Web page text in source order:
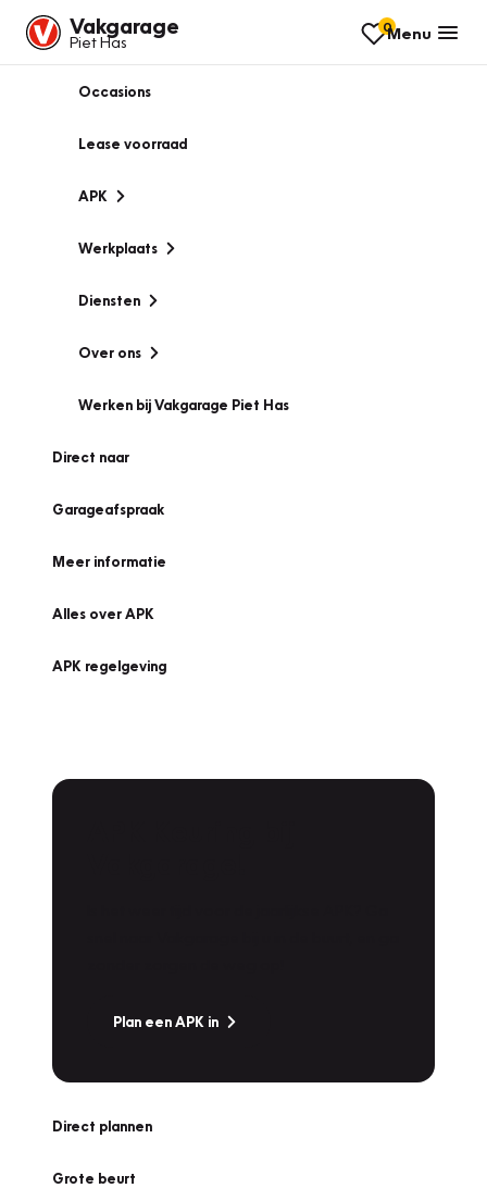
Vakgarage
Piet Has
0Menu
Occasions
Lease voorraad
APK
Werkplaats
Diensten
Over ons
Werken bij Vakgarage Piet Has
Direct naar
Garageafspraak
Meer informatie
Alles over APK
APK regelgeving
Plan een APK in
Direct plannen
Grote beurt